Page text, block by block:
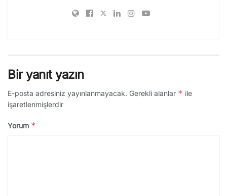
Bir yanıt yazın
E-posta adresiniz yayınlanmayacak. Gerekli alanlar * ile
işaretlenmişlerdir
Yorum *